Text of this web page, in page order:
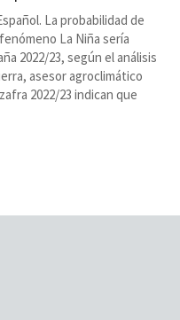
La probabilidad de
La Niña sería
2022/23, según el análisis
asesor agroclimático
2022/23 indican que